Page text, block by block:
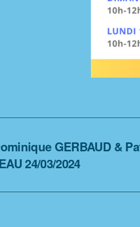
GERBAUD &
24/03/2024